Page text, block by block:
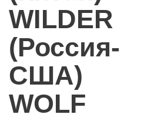
WILDER
(Россия-
США)
WOLF